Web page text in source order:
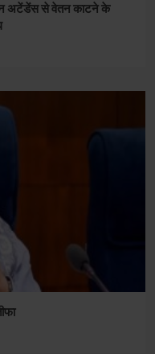
अटेंडेंस से वेतन काटने के